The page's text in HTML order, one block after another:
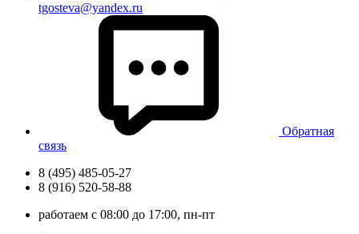
tgosteva@yandex.ru
Обратная
связь
8 (495) 485-05-27
8 (916) 520-58-88
работаем с 08:00 до 17:00, пн-пт